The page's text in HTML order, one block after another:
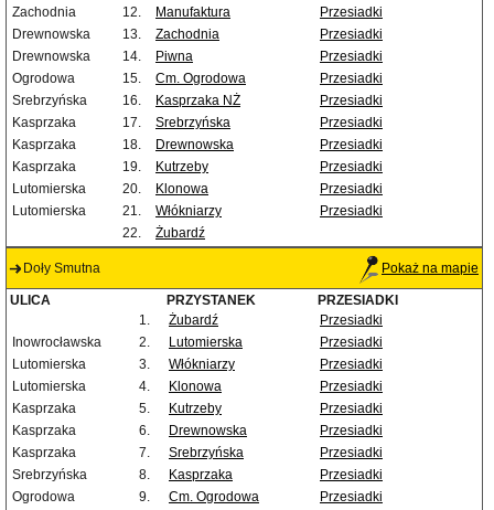
Zachodnia
12. Manufaktura
Przesiadki
Drewnowska
13. Zachodnia
Przesiadki
Drewnowska
14. Piwna
Przesiadki
Ogrodowa
15. Cm. Ogrodowa
Przesiadki
Srebrzyńska
16. Kasprzaka NŻ
Przesiadki
Kasprzaka
17. Srebrzyńska
Przesiadki
Kasprzaka
18. Drewnowska
Przesiadki
Kasprzaka
19. Kutrzeby
Przesiadki
Lutomierska
20. Klonowa
Przesiadki
Lutomierska
21. Włókniarzy
Przesiadki
22.
Żubardź
Doły Smutna Pokaż na mapie
ULICA PRZYSTANEK
PRZESIADKI
1.
Żubardź
Przesiadki
Inowrocławska
2. Lutomierska
Przesiadki
Lutomierska
3. Włókniarzy
Przesiadki
Lutomierska
4. Klonowa
Przesiadki
Kasprzaka
5. Kutrzeby
Przesiadki
Kasprzaka
6. Drewnowska
Przesiadki
Kasprzaka
7. Srebrzyńska
Przesiadki
Srebrzyńska
8. Kasprzaka
Przesiadki
Ogrodowa
9. Cm. Ogrodowa Przesiadki